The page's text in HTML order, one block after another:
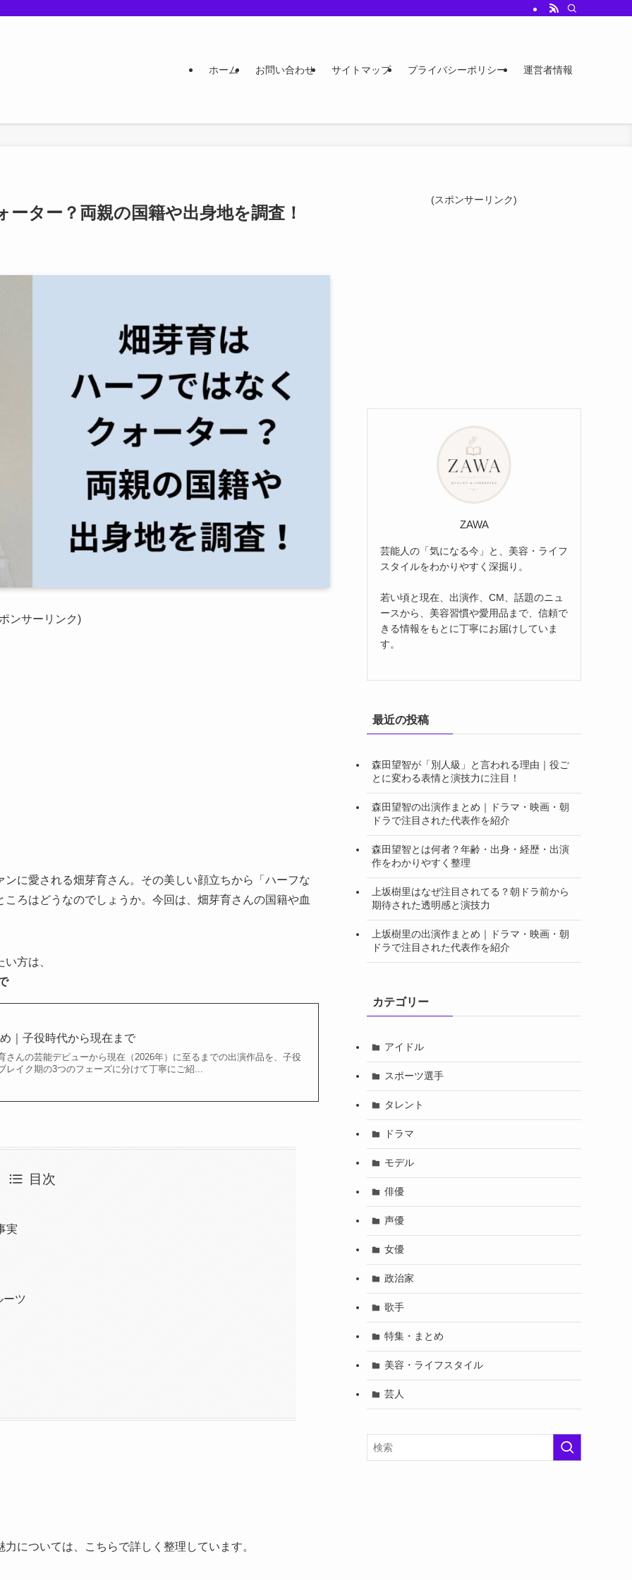
ホーム お問い合わせ サイトマップ プライバシーポリシー 運営者情報
ター？両親の国籍や出身地を調査！
ンサーリンク)
に愛される畑芽育さん。その美しい顔立ちから「ハーフな
ろはどうなのでしょうか。今回は、畑芽育さんの国籍や血
方は、
｜子役時代から現在まで
さんの芸能デビューから現在（2026年）に至るまでの出演作品を、子役
レイク期の3つのフェーズに分けて丁寧にご紹...
目次
実
ーツ
については、こちらで詳しく整理しています。
(スポンサーリンク)
ZAWA
芸能人の「気になる今」と、美容・ライフ
スタイルをわかりやすく深掘り。
若い頃と現在、出演作、CM、話題のニュ
ースから、美容習慣や愛用品まで、信頼で
きる情報をもとに丁寧にお届けしていま
す。
最近の投稿
森田望智が「別人級」と言われる理由｜役ご
とに変わる表情と演技力に注目！
森田望智の出演作まとめ｜ドラマ・映画・朝
ドラで注目された代表作を紹介
森田望智とは何者？年齢・出身・経歴・出演
作をわかりやすく整理
上坂樹里はなぜ注目されてる？朝ドラ前から
期待された透明感と演技力
上坂樹里の出演作まとめ｜ドラマ・映画・朝
ドラで注目された代表作を紹介
カテゴリー
アイドル
スポーツ選手
タレント
ドラマ
モデル
俳優
声優
女優
政治家
歌手
特集・まとめ
美容・ライフスタイル
芸人